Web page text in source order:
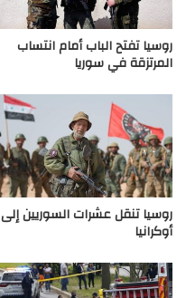
روسيا تفتح الباب أمام انتساب
المرتزقة في سوريا
روسيا تنقل عشرات السوريين إلى
أوكرانيا